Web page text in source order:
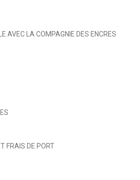
AVEC LA COMPAGNIE DES ENCRES
FRAIS DE PORT